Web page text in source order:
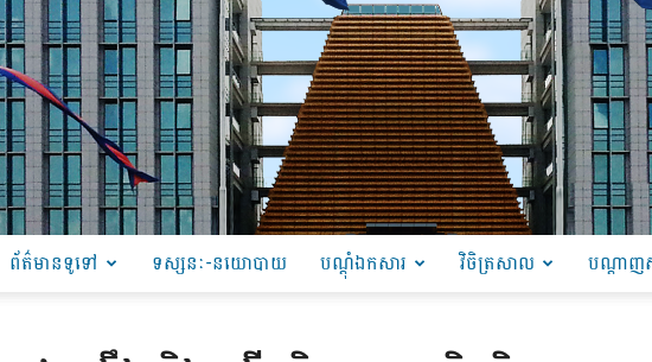
ព័ត៌មានទូទៅ ទស្សនៈ-នយោបាយ បណ្ដុំឯកសារ វិចិត្រសាល បណ្តាញ